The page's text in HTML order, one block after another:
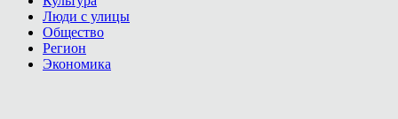
Люди с улицы
Общество
Регион
Экономика